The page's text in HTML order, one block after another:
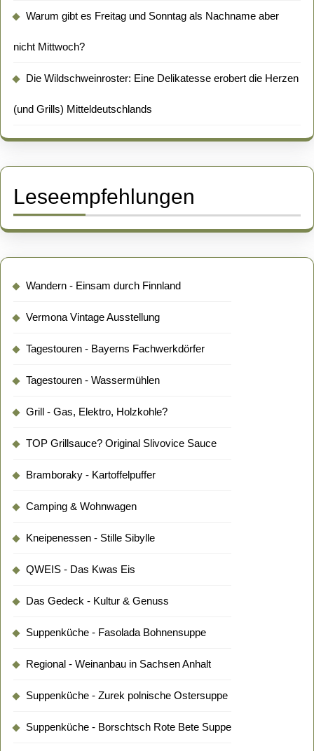
Warum gibt es Freitag und Sonntag als Nachname aber
nicht Mittwoch?
Die Wildschweinroster: Eine Delikatesse erobert die Herzen
(und Grills) Mitteldeutschlands
Leseempfehlungen
Wandern - Einsam durch Finnland
Vermona Vintage Ausstellung
Tagestouren - Bayerns Fachwerkdörfer
Tagestouren - Wassermühlen
Grill - Gas, Elektro, Holzkohle?
TOP Grillsauce? Original Slivovice Sauce
Bramboraky - Kartoffelpuffer
Camping & Wohnwagen
Kneipenessen - Stille Sibylle
QWEIS - Das Kwas Eis
Das Gedeck - Kultur & Genuss
Suppenküche - Fasolada Bohnensuppe
Regional - Weinanbau in Sachsen Anhalt
Suppenküche - Zurek polnische Ostersuppe
Suppenküche - Borschtsch Rote Bete Suppe